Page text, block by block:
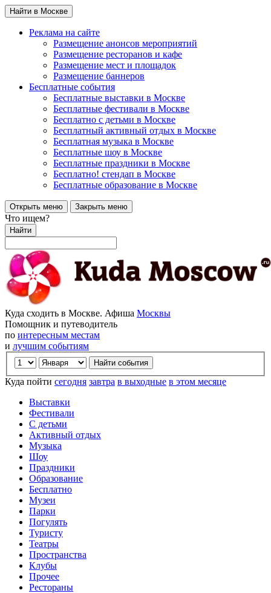
Найти в Москве
Реклама на сайте
Размещение анонсов мероприятий
Размещение ресторанов и кафе
Размещение мест и площадок
Размещение баннеров
Бесплатные события
Бесплатные выставки в Москве
Бесплатные фестивали в Москве
Бесплатно с детьми в Москве
Бесплатный активный отдых в Москве
Бесплатная музыка в Москве
Бесплатные шоу в Москве
Бесплатные праздники в Москве
Бесплатно! стендап в Москве
Бесплатные образование в Москве
Открыть меню Закрыть меню
Что ищем?
Найти
Куда сходить в Москве. Афиша Москвы
Помощник и путеводитель
по интересным местам
и лучшим событиям
Куда пойти сегодня завтра в выходные в этом месяце
Выставки
Фестивали
С детьми
Активный отдых
Музыка
Шоу
Праздники
Образование
Бесплатно
Музеи
Парки
Погулять
Туристу
Театры
Пространства
Клубы
Прочее
Рестораны